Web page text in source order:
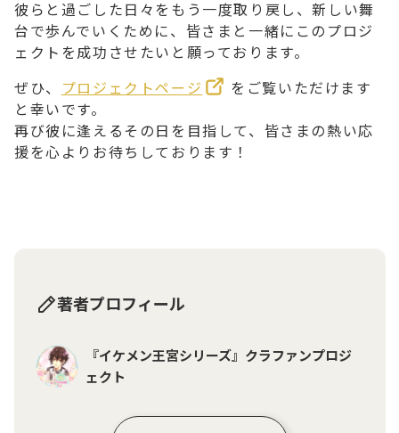
彼らと過ごした日々をもう一度取り戻し、新しい舞
台で歩んでいくために、皆さまと一緒にこのプロジ
ェクトを成功させたいと願っております。
ぜひ、 プロジェクトページ
をご覧いただけます
と幸いです。
再び彼に逢えるその日を目指して、皆さまの熱い応
援を心よりお待ちしております！
著者プロフィール
『イケメン王宮シリーズ』クラファンプロジ
ェクト